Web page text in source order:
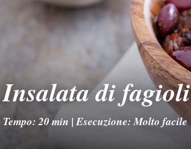
Insalata di fagioli
Tempo: 20 min | Esecuzione: Molto facile